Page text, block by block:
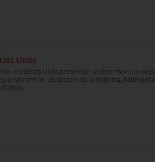
Units
els Estats Units presenten un bon marc de
en els sectors de la química,